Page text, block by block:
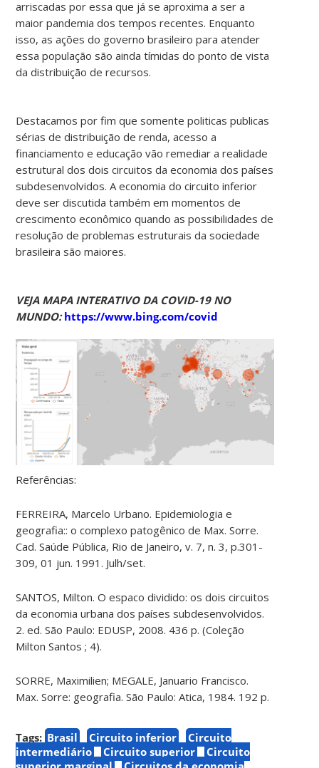
arriscadas por essa que já se aproxima a ser a
maior pandemia dos tempos recentes. Enquanto
isso, as ações do governo brasileiro para atender
essa população são ainda tímidas do ponto de vista
da distribuição de recursos.
Destacamos por fim que somente politicas publicas
sérias de distribuição de renda, acesso a
financiamento e educação vão remediar a realidade
estrutural dos dois circuitos da economia dos países
subdesenvolvidos. A economia do circuito inferior
deve ser discutida também em momentos de
crescimento econômico quando as possibilidades de
resolução de problemas estruturais da sociedade
brasileira são maiores.
VEJA MAPA INTERATIVO DA COVID-19 NO
MUNDO: https://www.bing.com/covid
Referências:
FERREIRA, Marcelo Urbano. Epidemiologia e
geografia:: o complexo patogênico de Max. Sorre.
Cad. Saúde Pública, Rio de Janeiro, v. 7, n. 3, p.301-
309, 01 jun. 1991. Julh/set.
SANTOS, Milton. O espaco dividido: os dois circuitos
da economia urbana dos países subdesenvolvidos.
2. ed. São Paulo: EDUSP, 2008. 436 p. (Coleção
Milton Santos ; 4).
SORRE, Maximilien; MEGALE, Januario Francisco.
Max. Sorre: geografia. São Paulo: Atica, 1984. 192 p.
Tags: Brasil Circuito inferior
Circuito
intermediário
Circuito superior
Circuito